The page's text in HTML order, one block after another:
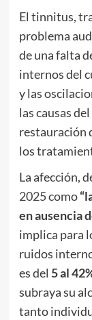
El tinnitus,
problema
de una falta
internos del
y las
las causas
restauración
los
La afección,
2025como
en ausencia
implica para
ruidos
es del 5 al
subraya su
tanto